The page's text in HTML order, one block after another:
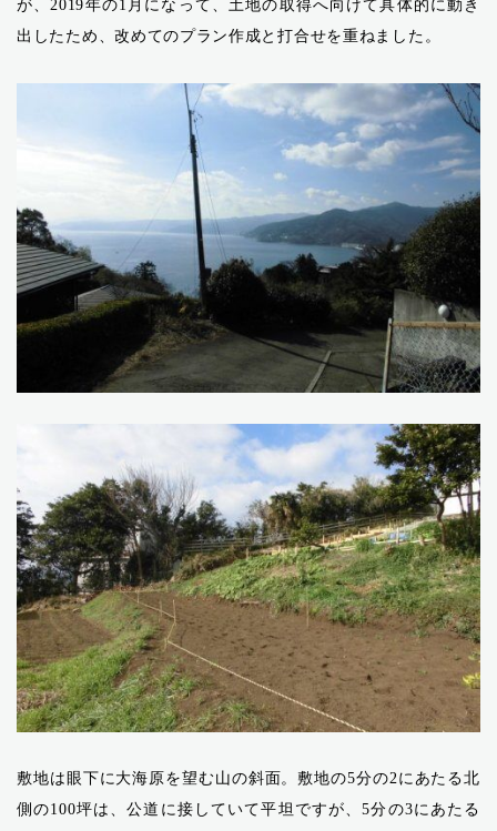
が、2019年の1月になって、土地の取得へ向けて具体的に動き
出したため、改めてのプラン作成と打合せを重ねました。
敷地は眼下に大海原を望む山の斜面。敷地の5分の2にあたる北
側の100坪は、公道に接していて平坦ですが、5分の3にあたる